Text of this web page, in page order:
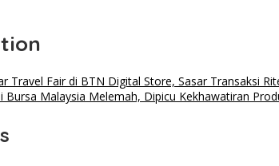
Travel Fair di BTN Digital Store, Sasar Transaksi
Bursa Malaysia Melemah, Dipicu Kekhawatiran